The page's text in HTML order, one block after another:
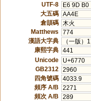
UTF-8
E6 9D B0
大五碼 AA4E
倉頡碼
木火
Matthews
774
漢語大字典
（一版
康熙字典 441
Unicode
U+6770
GB2312
2960
四角號碼 4033.9
頻序 A/B
2271
頻次 A/B
289